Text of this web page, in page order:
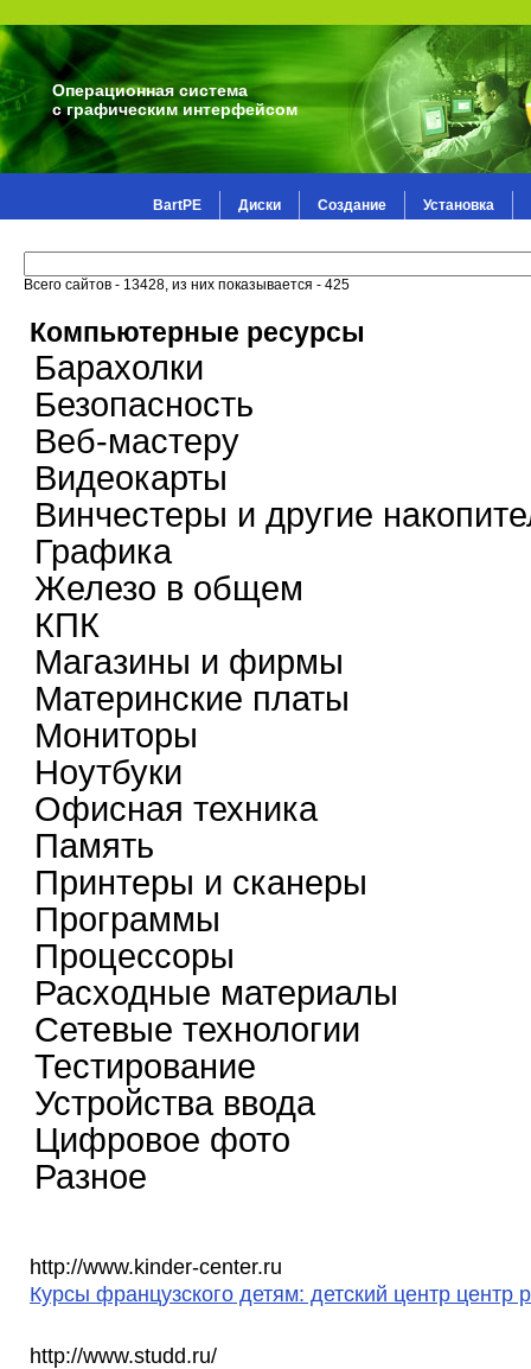
Операционная система
с графическим интерфейсом
BartPE Диски Создание Установка
Всего сайтов - 13428, из них показывается - 425
Компьютерные ресурсы
Барахолки
Безопасность
Веб-мастеру
Видеокарты
Винчестеры и другие
Графика
Железо в общем
КПК
Магазины и фирмы
Материнские платы
Мониторы
Ноутбуки
Офисная техника
Память
Принтеры и сканеры
Программы
Процессоры
Расходные материалы
Сетевые технологии
Тестирование
Устройства ввода
Цифровое фото
Разное
http://www.kinder-center.ru
Курсы французского детям: детский центр центр
http://www.studd.ru/